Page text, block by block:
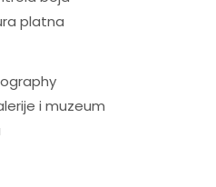
platna
i muzeum